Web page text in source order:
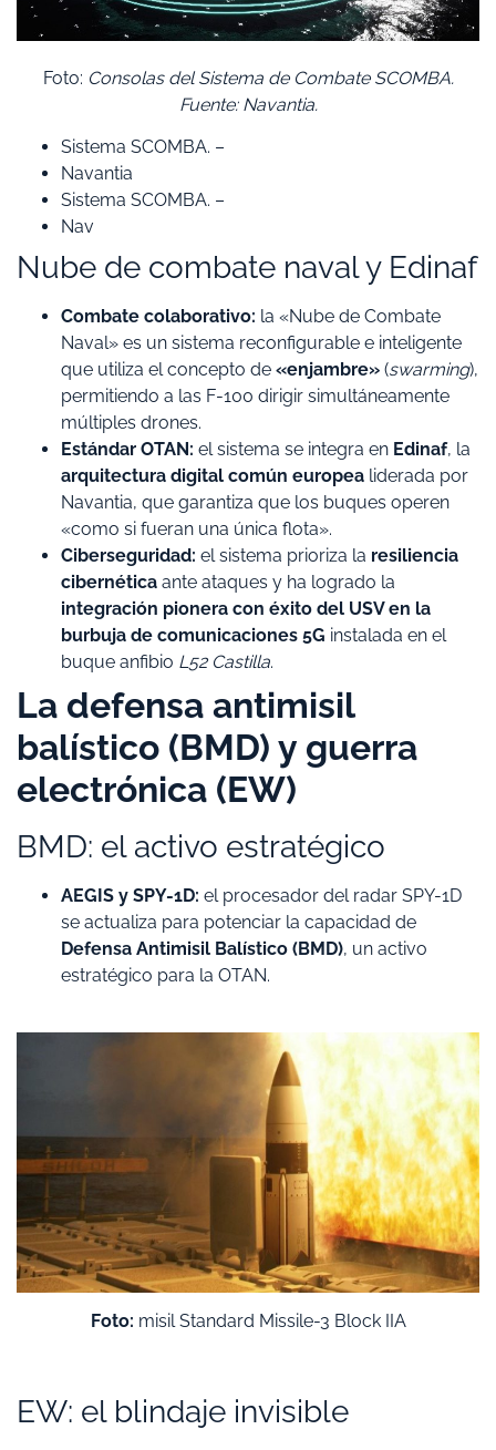
Foto: Consolas del Sistema de Combate SCOMBA.
Fuente: Navantia.
Sistema SCOMBA. –
Navantia
Sistema SCOMBA. –
Nav
​Nube de combate naval y Edinaf
Combate colaborativo: la «Nube de Combate
Naval» es un sistema reconfigurable e inteligente
que utiliza el concepto de «enjambre» (swarming),
permitiendo a las F-100 dirigir simultáneamente
múltiples drones.
Estándar OTAN: el sistema se integra en Edinaf, la
arquitectura digital común europea liderada por
Navantia, que garantiza que los buques operen
«como si fueran una única flota».
Ciberseguridad: el sistema prioriza la resiliencia
cibernética ante ataques y ha logrado la
integración pionera con éxito del USV en la
burbuja de comunicaciones 5G instalada en el
buque anfibio L52 Castilla.
​La defensa antimisil
balístico (BMD) y guerra
electrónica (EW)
​BMD: el activo estratégico
AEGIS y SPY-1D: el procesador del radar SPY-1D
se actualiza para potenciar la capacidad de
Defensa Antimisil Balístico (BMD), un activo
estratégico para la OTAN.
Foto: misil Standard Missile-3 Block IIA
​EW: el blindaje invisible